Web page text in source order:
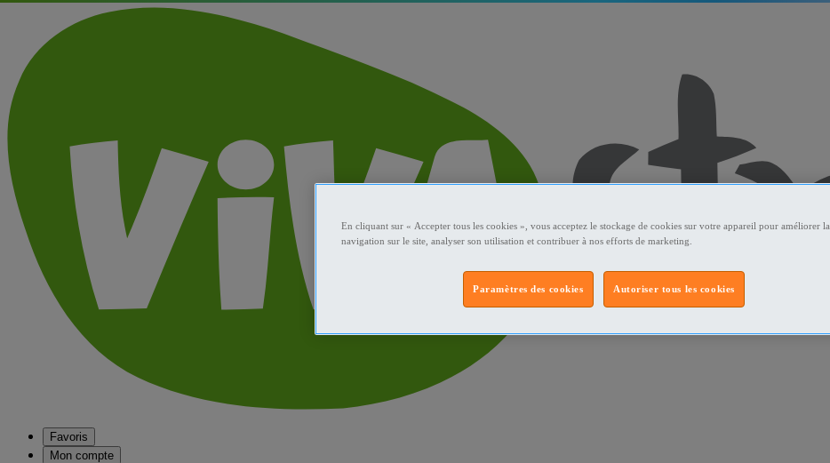
Favoris
Mon compte
En cliquant sur « Accepter tous les cookies », vous acceptez le stockage de cookies sur votre appareil pour améliorer la
navigation sur le site, analyser son utilisation et contribuer à nos efforts de marketing.
Autoriser tous les cookies
Paramètres des cookies